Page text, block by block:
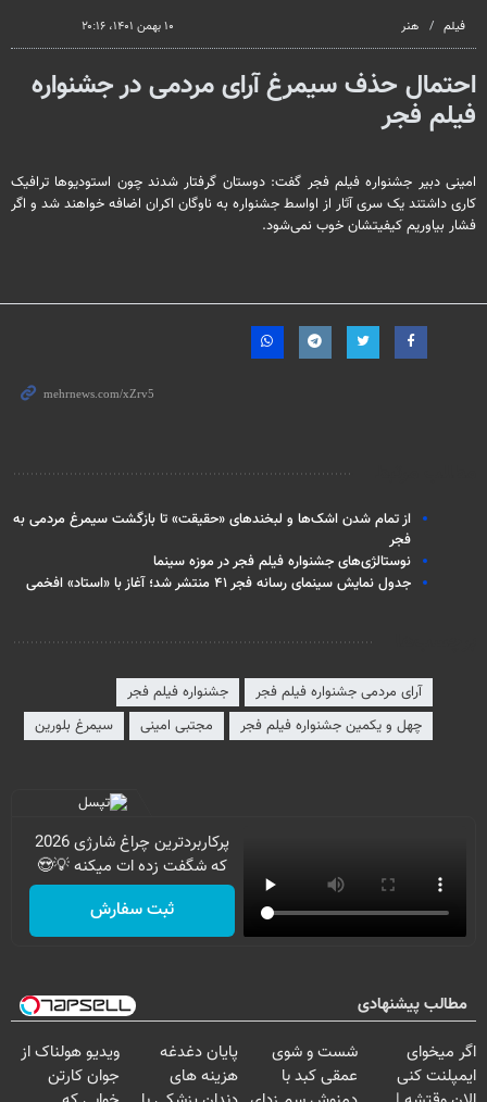
فیلم هنر ۱۰ بهمن ۱۴۰۱، ۲۰:۱۶
احتمال حذف سیمرغ آرای مردمی در جشنواره
فیلم فجر
امینی دبیر جشنواره فیلم فجر گفت: دوستان گرفتار شدند چون استودیوها ترافیک
کاری داشتند یک سری آثار از اواسط جشنواره به ناوگان اکران اضافه خواهند شد و اگر
فشار بیاوریم کیفیتشان خوب نمی‌شود.
از تمام شدن اشک‌ها و لبخندهای «حقیقت» تا بازگشت سیمرغ مردمی به
فجر
نوستالژی‌های جشنواره فیلم فجر در موزه سینما
جدول نمایش سینمای رسانه فجر ۴۱ منتشر شد؛ آغاز با «استاد» افخمی
آرای مردمی جشنواره فیلم فجر
جشنواره فیلم فجر
چهل و یکمین جشنواره فیلم فجر
مجتبی امینی سیمرغ بلورین
پرکاربردترین چراغ شارژی 2026
که شگفت زده ات میکنه 💡😍
ثبت سفارش
مطالب پیشنهادی
اگر میخوای
ایمپلنت کنی
شست و شوی
عمقی کبد با
پایان دغدغه
هزینه های
ویدیو هولناک از
جوان کارتن